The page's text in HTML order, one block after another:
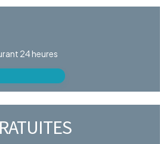
24 heures